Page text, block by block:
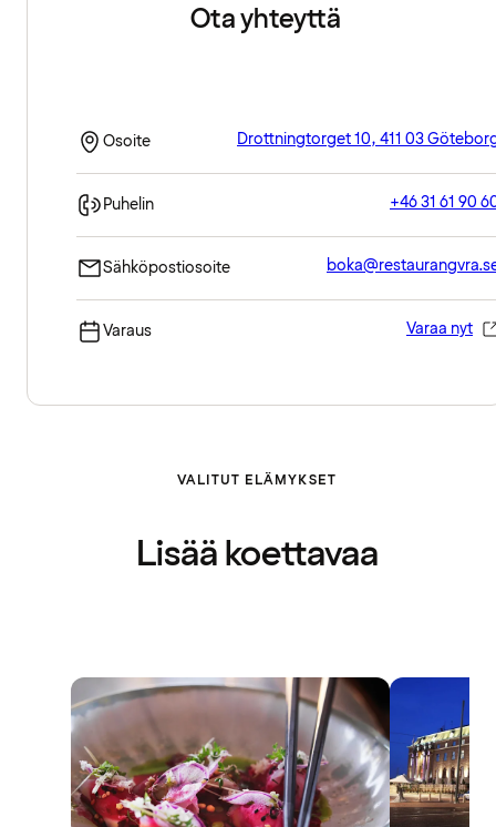
Ota yhteyttä
Osoite Drottningtorget 10, 411 03
Puhelin +46 31 61 90
Sähköpostiosoite
Varaus Varaa nyt
VALITUT ELÄMYKSET
Lisää koettavaa